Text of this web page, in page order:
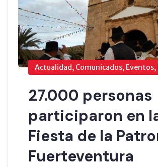
Actualidad, Comunicados, Eventos,
27.000 personas
participaron en
Fiesta de la
Fuerteventura